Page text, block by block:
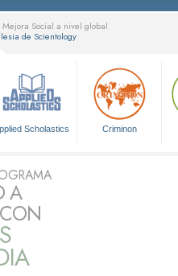
Social a nivel global
de Scientology
Scholastics Criminon
A